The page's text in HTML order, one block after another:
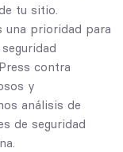
tu sitio.
una prioridad para
contra
y
análisis de
de seguridad